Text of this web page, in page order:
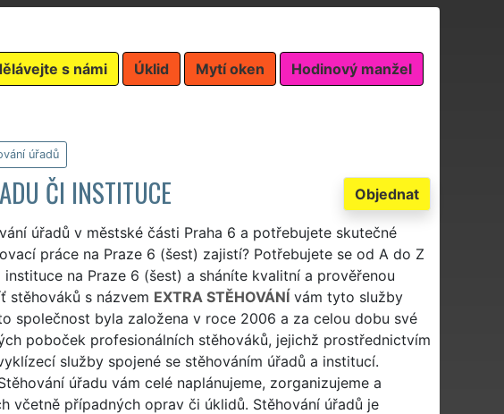
s námi Úklid Mytí oken Hodinový manžel
úřadů
Objednat
ČI INSTITUCE
úřadů v městské části Praha 6 a potřebujete skutečné
práce na Praze 6 (šest) zajistí? Potřebujete se od A do Z
na Praze 6 (šest) a sháníte kvalitní a prověřenou
stěhováků s názvem EXTRA STĚHOVÁNÍvám tyto služby
společnost byla založena v roce 2006 a za celou dobu své
poboček profesionálních stěhováků, jejichž prostřednictvím
služby spojené se stěhováním úřadů a institucí.
úřadu vám celé naplánujeme, zorganizujeme a
včetně případných oprav či úklidů. Stěhování úřadů je